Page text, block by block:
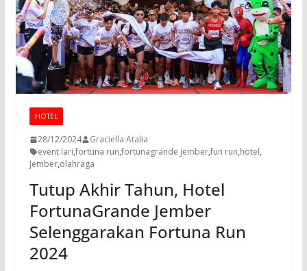
HOTEL
28/12/2024
Graciella Atalia
event lari,fortuna run,fortunagrande jember,fun run,hotel,
Jember,olahraga
Tutup Akhir Tahun, Hotel
FortunaGrande Jember
Selenggarakan Fortuna Run
2024